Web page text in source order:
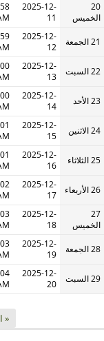
20
الخميس
2025-12-
11
21 الجمعة
2025-12-
12
22 السبت
2025-12-
13
23 الأحد
2025-12-
14
24 الاثنين
2025-12-
15
25 الثلاثاء
2025-12-
16
26 الأربعاء
2025-12-
17
27
الخميس
2025-12-
18
28 الجمعة
2025-12-
19
29 السبت
2025-12-
20
«